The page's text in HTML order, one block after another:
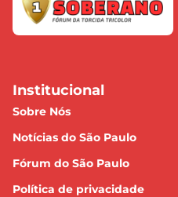
Institucional
Sobre Nós
Notícias do São Paulo
Fórum do São Paulo
Política de privacidade